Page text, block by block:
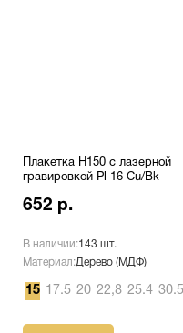
Плакетка H150 с лазерной
гравировкой Pl 16 Cu/Bk
652 р.
В наличии:143 шт.
Материал:Дерево (МДФ)
15 17.5 20 22,8 25.4 30.5